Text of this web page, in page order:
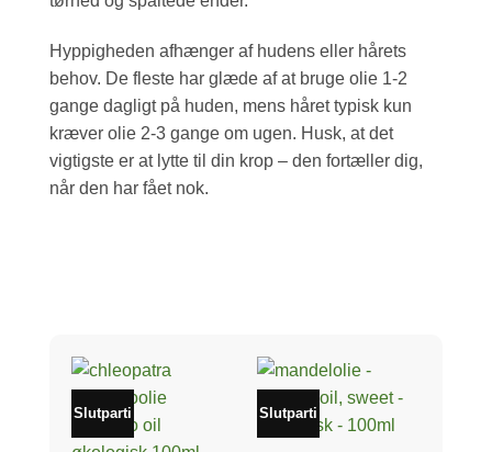
Hyppigheden afhænger af hudens eller hårets
behov. De fleste har glæde af at bruge olie 1-2
gange dagligt på huden, mens håret typisk kun
kræver olie 2-3 gange om ugen. Husk, at det
vigtigste er at lytte til din krop – den fortæller dig,
når den har fået nok.
Slutparti Slutparti